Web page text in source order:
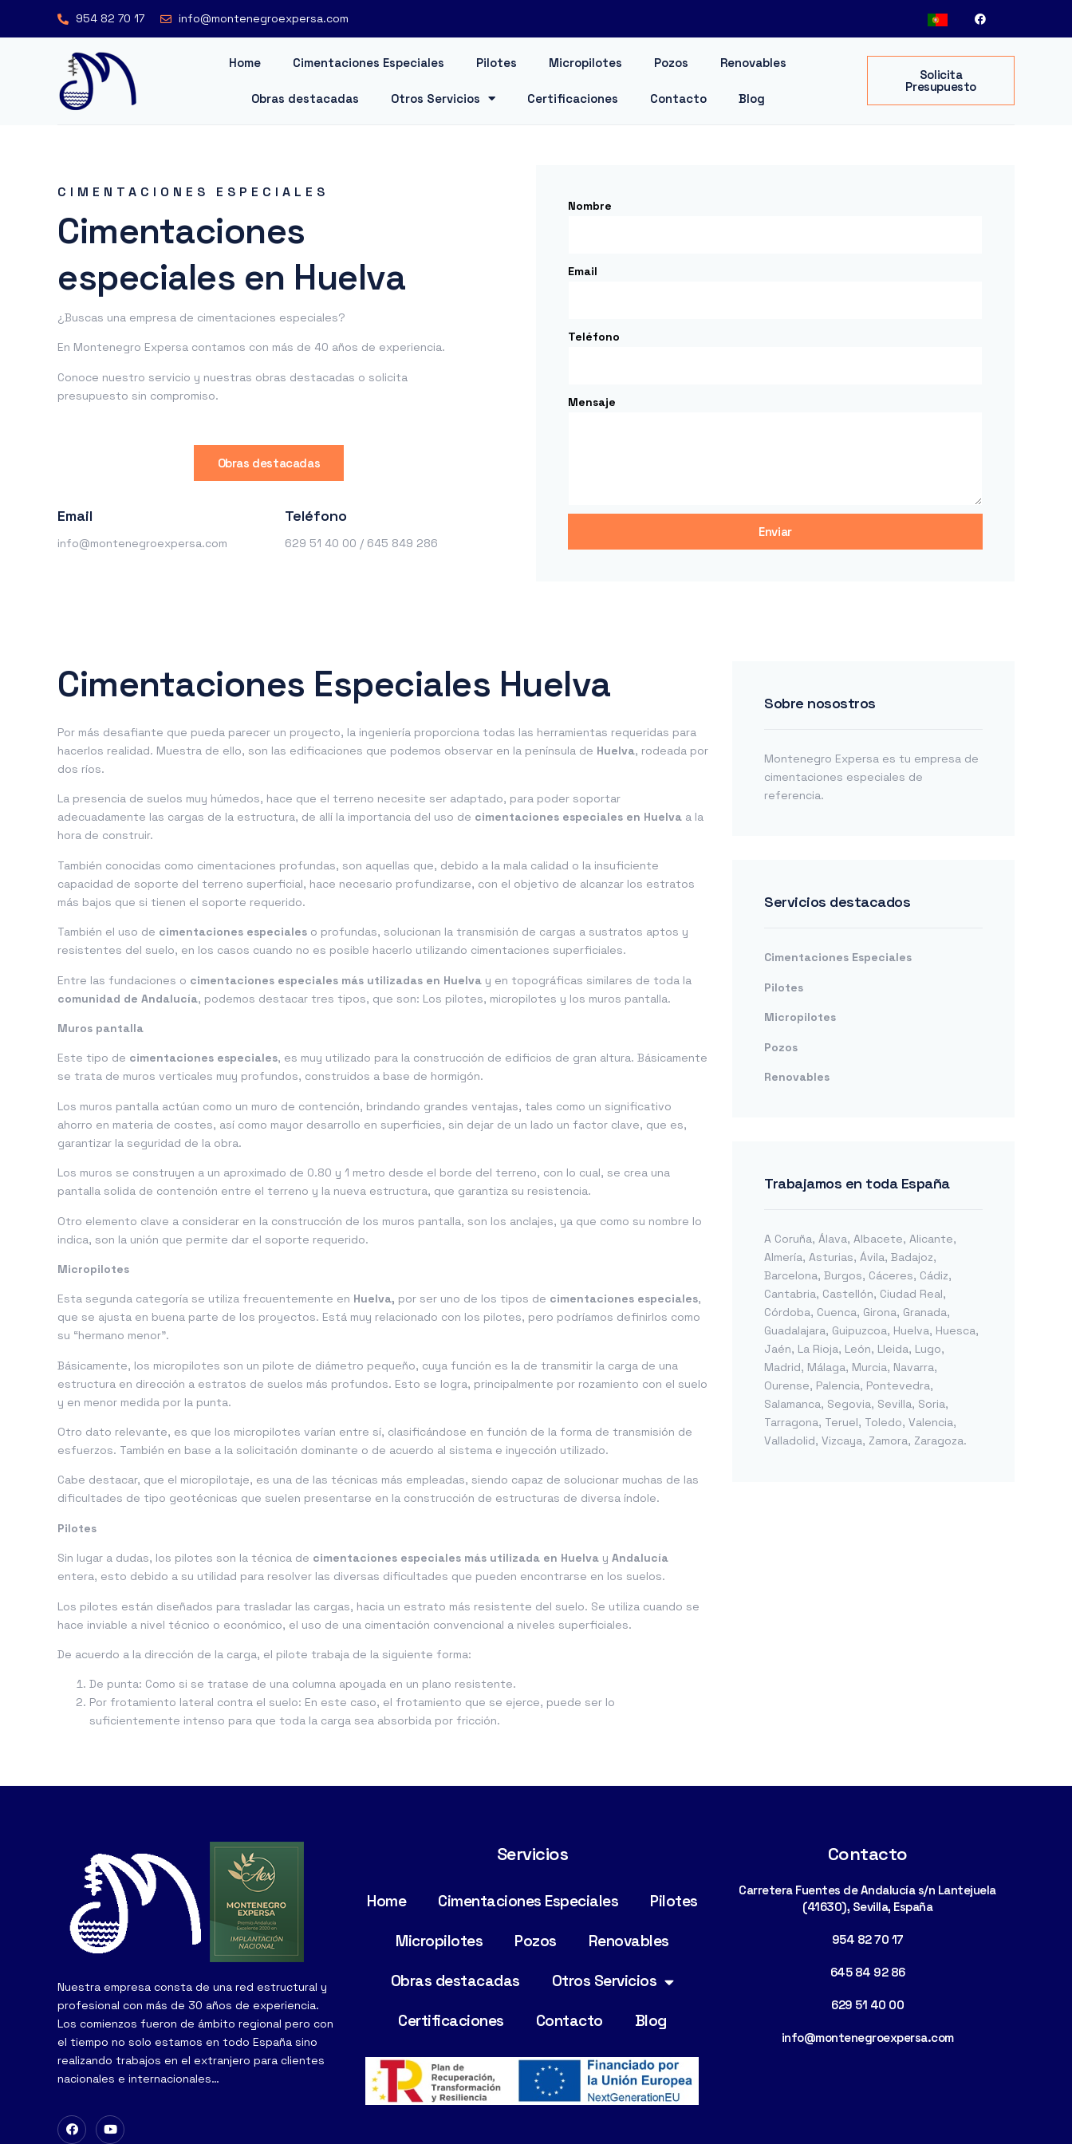
954 82 70 17 info@montenegroexpersa.com
Home Cimentaciones Especiales Pilotes Micropilotes Pozos Renovables
Obras destacadas Otros Servicios Certificaciones Contacto Blog
Solicita
Presupuesto
CIMENTACIONES ESPECIALES
Cimentaciones
especiales en Huelva
¿Buscas una empresa de cimentaciones especiales?
En Montenegro Expersa contamos con más de 40 años de experiencia.
Conoce nuestro servicio y nuestras obras destacadas o solicita
presupuesto sin compromiso.
Obras destacadas
Email
info@montenegroexpersa.com
Teléfono
629 51 40 00 / 645 849 286
Nombre
Email
Teléfono
Mensaje
Enviar
Cimentaciones Especiales Huelva
Por más desafiante que pueda parecer un proyecto, la ingeniería proporciona todas las herramientas requeridas para
hacerlos realidad. Muestra de ello, son las edificaciones que podemos observar en la península de Huelva, rodeada por
dos ríos.
La presencia de suelos muy húmedos, hace que el terreno necesite ser adaptado, para poder soportar
adecuadamente las cargas de la estructura, de allí la importancia del uso de cimentaciones especiales en Huelva a la
hora de construir.
También conocidas como cimentaciones profundas, son aquellas que, debido a la mala calidad o la insuficiente
capacidad de soporte del terreno superficial, hace necesario profundizarse, con el objetivo de alcanzar los estratos
más bajos que si tienen el soporte requerido.
También el uso de cimentaciones especiales o profundas, solucionan la transmisión de cargas a sustratos aptos y
resistentes del suelo, en los casos cuando no es posible hacerlo utilizando cimentaciones superficiales.
Entre las fundaciones o cimentaciones especiales más utilizadas en Huelva y en topográficas similares de toda la
comunidad de Andalucía, podemos destacar tres tipos, que son: Los pilotes, micropilotes y los muros pantalla.
Muros pantalla
Este tipo de cimentaciones especiales, es muy utilizado para la construcción de edificios de gran altura. Básicamente
se trata de muros verticales muy profundos, construidos a base de hormigón.
Los muros pantalla actúan como un muro de contención, brindando grandes ventajas, tales como un significativo
ahorro en materia de costes, así como mayor desarrollo en superficies, sin dejar de un lado un factor clave, que es,
garantizar la seguridad de la obra.
Los muros se construyen a un aproximado de 0.80 y 1 metro desde el borde del terreno, con lo cual, se crea una
pantalla solida de contención entre el terreno y la nueva estructura, que garantiza su resistencia.
Otro elemento clave a considerar en la construcción de los muros pantalla, son los anclajes, ya que como su nombre lo
indica, son la unión que permite dar el soporte requerido.
Micropilotes
Esta segunda categoría se utiliza frecuentemente en Huelva, por ser uno de los tipos de cimentaciones especiales,
que se ajusta en buena parte de los proyectos. Está muy relacionado con los pilotes, pero podríamos definirlos como
su “hermano menor”.
Básicamente, los micropilotes son un pilote de diámetro pequeño, cuya función es la de transmitir la carga de una
estructura en dirección a estratos de suelos más profundos. Esto se logra, principalmente por rozamiento con el suelo
y en menor medida por la punta.
Otro dato relevante, es que los micropilotes varían entre sí, clasificándose en función de la forma de transmisión de
esfuerzos. También en base a la solicitación dominante o de acuerdo al sistema e inyección utilizado.
Cabe destacar, que el micropilotaje, es una de las técnicas más empleadas, siendo capaz de solucionar muchas de las
dificultades de tipo geotécnicas que suelen presentarse en la construcción de estructuras de diversa índole.
Pilotes
Sin lugar a dudas, los pilotes son la técnica de cimentaciones especiales más utilizada en Huelva y Andalucía
entera, esto debido a su utilidad para resolver las diversas dificultades que pueden encontrarse en los suelos.
Los pilotes están diseñados para trasladar las cargas, hacia un estrato más resistente del suelo. Se utiliza cuando se
hace inviable a nivel técnico o económico, el uso de una cimentación convencional a niveles superficiales.
De acuerdo a la dirección de la carga, el pilote trabaja de la siguiente forma:
De punta: Como si se tratase de una columna apoyada en un plano resistente.
Por frotamiento lateral contra el suelo: En este caso, el frotamiento que se ejerce, puede ser lo
suficientemente intenso para que toda la carga sea absorbida por fricción.
Sobre nosostros
Montenegro Expersa es tu empresa de
cimentaciones especiales de
referencia.
Servicios destacados
Cimentaciones Especiales
Pilotes
Micropilotes
Pozos
Renovables
Trabajamos en toda España
A Coruña, Álava, Albacete, Alicante,
Almería, Asturias, Ávila, Badajoz,
Barcelona, Burgos, Cáceres, Cádiz,
Cantabria, Castellón, Ciudad Real,
Córdoba, Cuenca, Girona, Granada,
Guadalajara, Guipuzcoa, Huelva, Huesca,
Jaén, La Rioja, León, Lleida, Lugo,
Madrid, Málaga, Murcia, Navarra,
Ourense, Palencia, Pontevedra,
Salamanca, Segovia, Sevilla, Soria,
Tarragona, Teruel, Toledo, Valencia,
Valladolid, Vizcaya, Zamora, Zaragoza.
Nuestra empresa consta de una red estructural y
profesional con más de 30 años de experiencia.
Los comienzos fueron de ámbito regional pero con
el tiempo no solo estamos en todo España sino
realizando trabajos en el extranjero para clientes
nacionales e internacionales…
Servicios
Home Cimentaciones Especiales
Pilotes
Micropilotes
Pozos
Renovables
Obras destacadas
Otros Servicios
Certificaciones
Contacto Blog
Contacto
Carretera Fuentes de Andalucía s/n Lantejuela
(41630), Sevilla, España
954 82 70 17
645 84 92 86
629 51 40 00
info@montenegroexpersa.com